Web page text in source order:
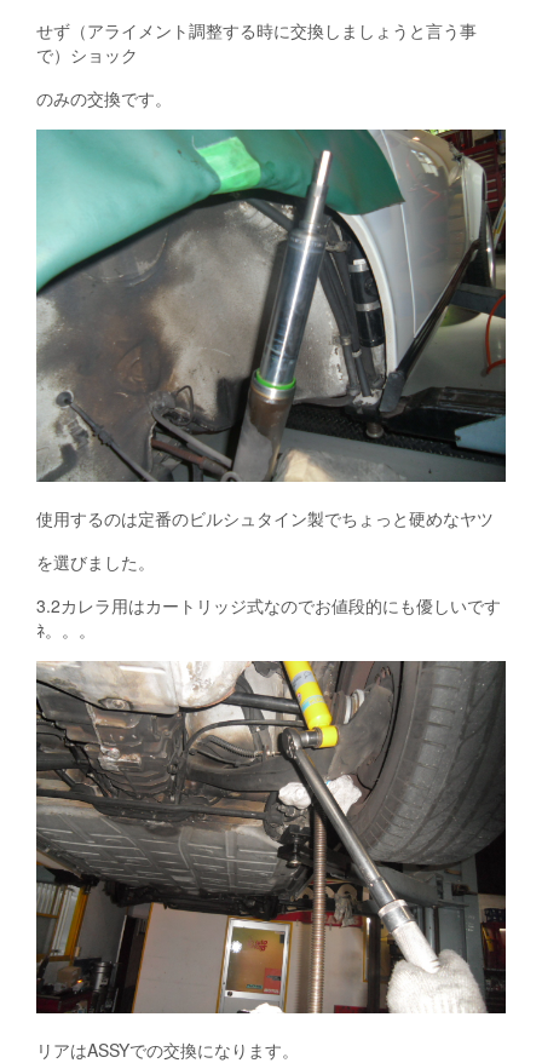
せず（アライメント調整する時に交換しましょうと言う事
で）ショック
のみの交換です。
使用するのは定番のビルシュタイン製でちょっと硬めなヤツ
を選びました。
3.2カレラ用はカートリッジ式なのでお値段的にも優しいです
ﾈ。。。
リアはASSYでの交換になります。